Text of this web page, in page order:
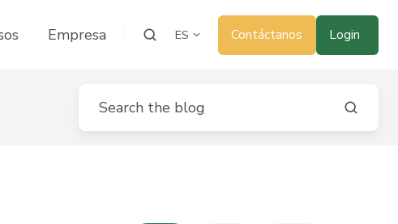
Empresa ES Contáctanos Login